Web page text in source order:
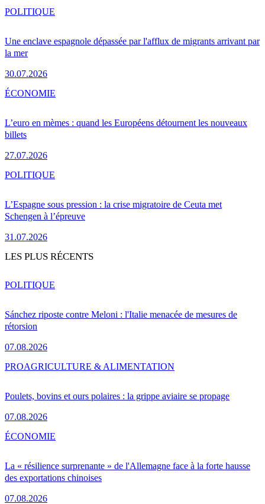
Une enclave espagnole dépassée par l'afflux de migrants arrivant par
la mer
30.07.2026
POLITIQUE
L’euro en mèmes : quand les Européens détournent les nouveaux
billets
27.07.2026
ÉCONOMIE
L’Espagne sous pression : la crise migratoire de Ceuta met
Schengen à l’épreuve
31.07.2026
POLITIQUE
LES PLUS RÉCENTS
Sánchez riposte contre Meloni : l'Italie menacée de mesures de
rétorsion
07.08.2026
POLITIQUE
Poulets, bovins et ours polaires : la grippe aviaire se propage
07.08.2026
PROAGRICULTURE & ALIMENTATION
La « résilience surprenante » de l'Allemagne face à la forte hausse
des exportations chinoises
07.08.2026
ÉCONOMIE